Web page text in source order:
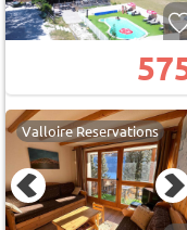
Valloire Reservations